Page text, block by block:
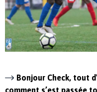
Bonjour Check, tout
comment s’est passée